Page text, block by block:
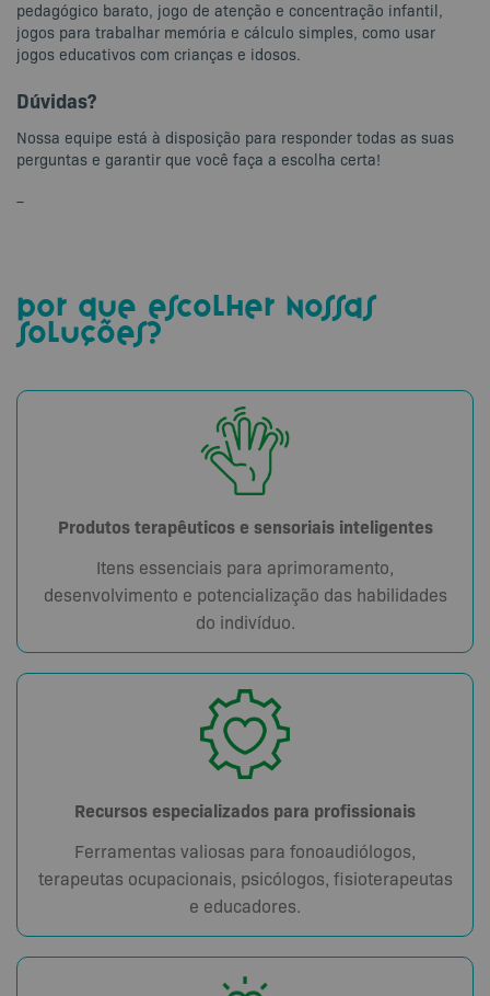
pedagógico barato, jogo de atenção e concentração infantil,
jogos para trabalhar memória e cálculo simples, como usar
jogos educativos com crianças e idosos.
Dúvidas?
Nossa equipe está à disposição para responder todas as suas
perguntas e garantir que você faça a escolha certa!
–
por que escolher nossas
soluções?
Produtos terapêuticos e sensoriais inteligentes
Itens essenciais para aprimoramento,
desenvolvimento e potencialização das habilidades
do indivíduo.
Recursos especializados para profissionais
Ferramentas valiosas para fonoaudiólogos,
terapeutas ocupacionais, psicólogos, fisioterapeutas
e educadores.